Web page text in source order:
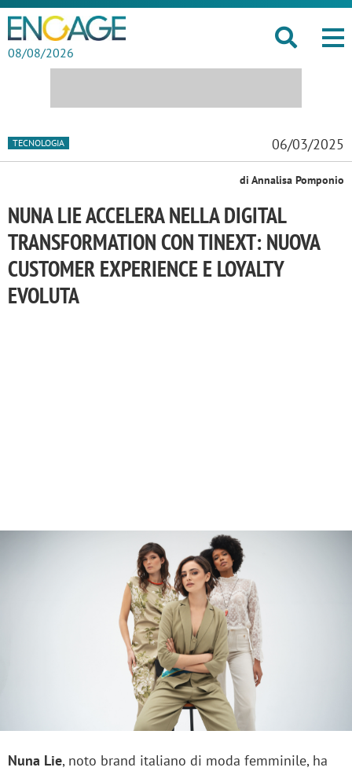
08/08/2026
TECNOLOGIA 06/03/2025
di Annalisa Pomponio
NUNA LIE ACCELERA NELLA DIGITAL
TRANSFORMATION CON TINEXT: NUOVA
CUSTOMER EXPERIENCE E LOYALTY
EVOLUTA
Nuna Lie, noto brand italiano di moda femminile, ha